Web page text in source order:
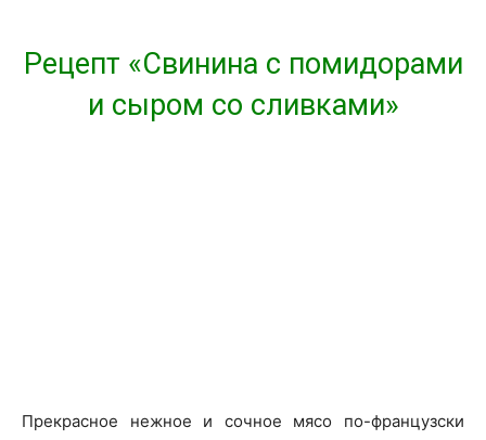
Рецепт «Свинина с помидорами
и сыром со сливками»
Прекрасное нежное и сочное мясо по-французски